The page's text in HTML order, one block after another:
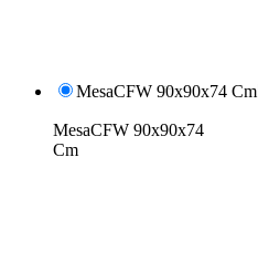
MesaCFW 90x90x74 Cm
MesaCFW 90x90x74
Cm